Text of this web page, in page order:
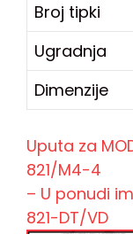
Broj tipki
Ugradnja
Dimenzije
Uputa za
821/M4-4
– U ponudi
821-DT/VD